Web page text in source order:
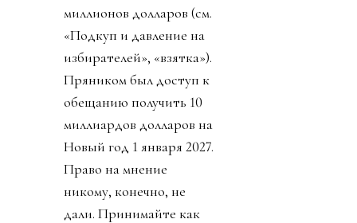
миллионов долларов (см.
«Подкуп и давление на
избирателей», «взятка»).
Пряником был доступ к
обещанию получить 10
миллиардов долларов на
Новый год 1 января 2027.
Право на мнение
никому, конечно, не
дали. Принимайте как